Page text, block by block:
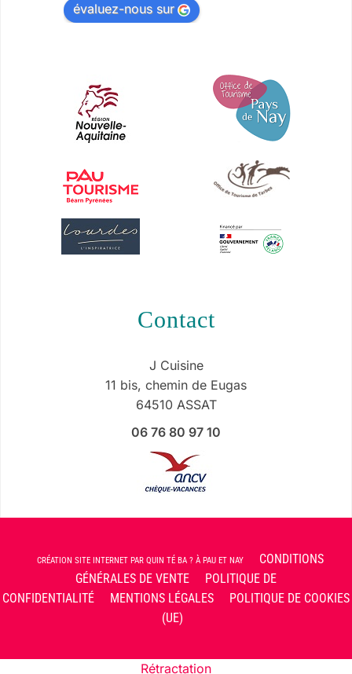
évaluez-nous sur
contact
J Cuisine
11 bis, chemin de Eugas
64510 ASSAT
06 76 80 97 10
CRÉATION SITE INTERNET PAR QUIN TÉ BA ? À PAU ET NAY
CONDITIONS
GÉNÉRALES DE VENTE
POLITIQUE DE
CONFIDENTIALITÉ
MENTIONS LÉGALES
POLITIQUE DE COOKIES
(UE)
Rétractation